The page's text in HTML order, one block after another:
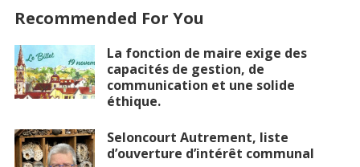
Recommended For You
La fonction de maire exige des
capacités de gestion, de
communication et une solide
éthique.
Seloncourt Autrement, liste
d’ouverture d’intérêt communal